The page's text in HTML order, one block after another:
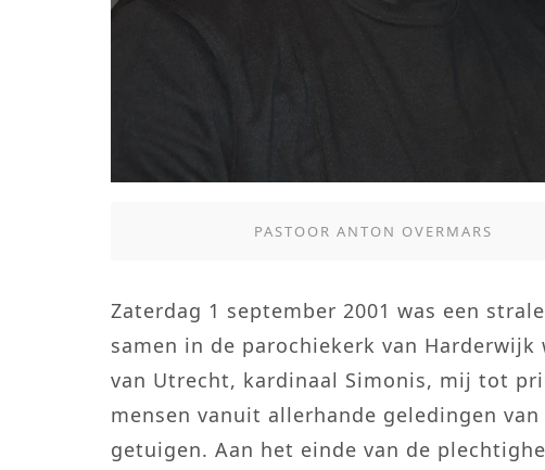
PASTOOR ANTON OVERMARS
Zaterdag 1 september 2001 was een
samen in de parochiekerk van
van Utrecht, kardinaal Simonis, mij tot
mensen vanuit allerhande geledingen
getuigen. Aan het einde van de